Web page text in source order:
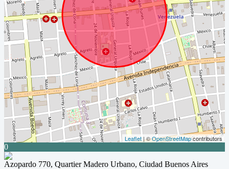
Leaflet | ©OpenStreetMapcontributors
0
Azopardo 770, Quartier Madero Urbano, Ciudad Buenos Aires